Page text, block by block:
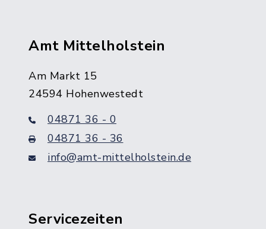
Amt Mittelholstein
Am Markt 15
24594 Hohenwestedt
04871 36 - 0
04871 36 - 36
info@amt-mittelholstein.de
Servicezeiten